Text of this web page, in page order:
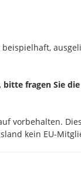
beispielhaft,
fragen Sie
vorbehalten.
kein EU-